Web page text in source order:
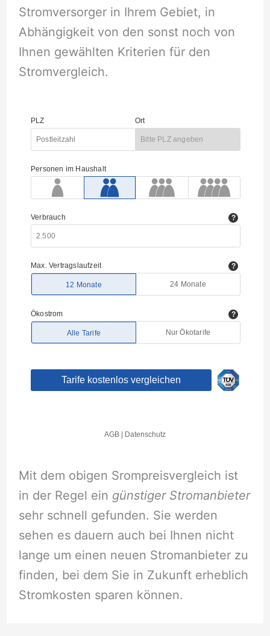
Stromversorger in Ihrem Gebiet, in
Abhängigkeit von den sonst noch von
Ihnen gewählten Kriterien für den
Stromvergleich.
Mit dem obigen Srompreisvergleich ist
in der Regel ein günstiger Stromanbieter
sehr schnell gefunden. Sie werden
sehen es dauern auch bei Ihnen nicht
lange um einen neuen Stromanbieter zu
finden, bei dem Sie in Zukunft erheblich
Stromkosten sparen können.